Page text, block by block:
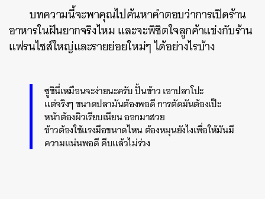
บทความนี้จะพาคุณไปค้นหาคำตอบว่าการเปิดร้าน
อาหารในฝันยากจริงไหม และจะพิชิตใจลูกค้าแข่งกับร้าน
แฟรนไชส์ใหญ่และรายย่อยใหม่ๆ ได้อย่างไรบ้าง
ซูชินี่เหมือนจะง่ายนะครับ ปั้นข้าว เอาปลาโปะ
แต่จริงๆ ขนาดปลามันต้องพอดี การตัดมันต้องเป๊ะ
หน้าต้องผิวเรียบเนียน ออกมาสวย
ข้าวต้องใช้แรงมือขนาดไหน ต้องหมุนยังไงเพื่อให้มันมี
ความแน่นพอดี คีบแล้วไม่ร่วง